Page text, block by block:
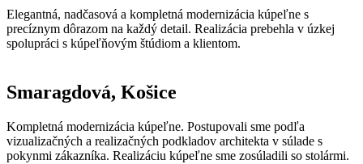
Elegantná, nadčasová a kompletná modernizácia kúpeľne s
precíznym dôrazom na každý detail. Realizácia prebehla v úzkej
spolupráci s kúpeľňovým štúdiom a klientom.
Smaragdová, Košice
Kompletná modernizácia kúpeľne. Postupovali sme podľa
vizualizačných a realizačných podkladov architekta v súlade s
pokynmi zákazníka. Realizáciu kúpeľne sme zosúladili so stolármi.